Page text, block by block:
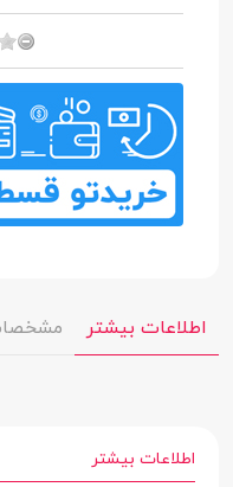
اطلاعات بیشتر
اطلاعات بیشتر